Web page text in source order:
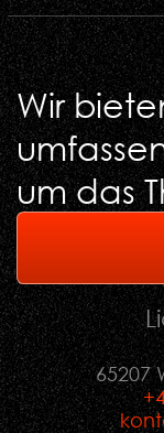
Wir
um das
65207